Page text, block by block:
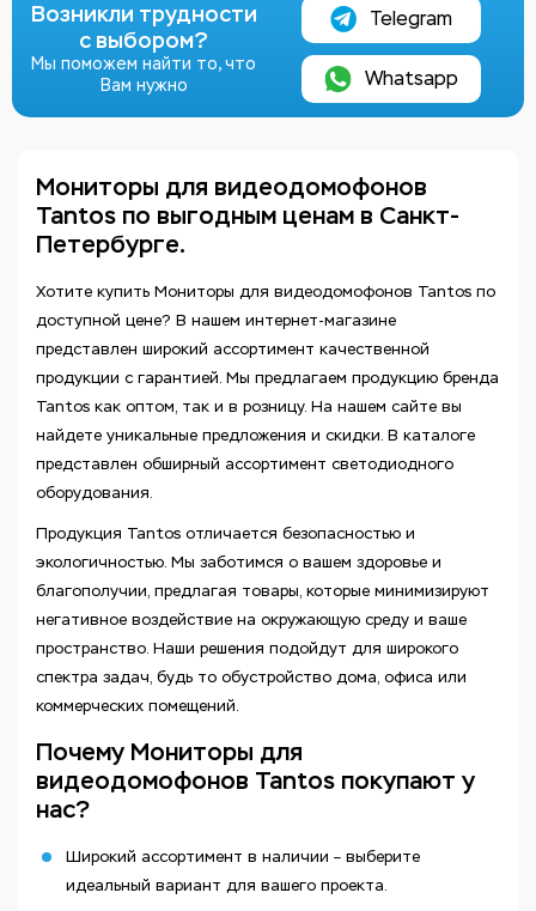
Возникли трудности
с выбором?
Мы поможем найти то, что
Вам нужно
Telegram
Whatsapp
Мониторы для видеодомофонов
Tantos по выгодным ценам в Санкт-
Петербурге.
Хотите купить Мониторы для видеодомофонов Tantos по
доступной цене? В нашем интернет-магазине
представлен широкий ассортимент качественной
продукции с гарантией. Мы предлагаем продукцию бренда
Tantos как оптом, так и в розницу. На нашем сайте вы
найдете уникальные предложения и скидки. В каталоге
представлен обширный ассортимент светодиодного
оборудования.
Продукция Tantos отличается безопасностью и
экологичностью. Мы заботимся о вашем здоровье и
благополучии, предлагая товары, которые минимизируют
негативное воздействие на окружающую среду и ваше
пространство. Наши решения подойдут для широкого
спектра задач, будь то обустройство дома, офиса или
коммерческих помещений.
Почему Мониторы для
видеодомофонов Tantos покупают у
нас?
Широкий ассортимент в наличии – выберите
идеальный вариант для вашего проекта.